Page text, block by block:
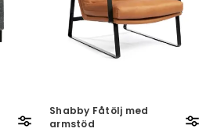
Shabby Fåtölj med
armstöd